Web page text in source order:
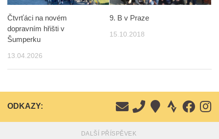
Čtvrťáci na novém
dopravním hřišti v
Šumperku
13.04.2026
9. B v Praze
15.10.2018
ODKAZY:
DALŠÍ PŘÍSPĚVEK